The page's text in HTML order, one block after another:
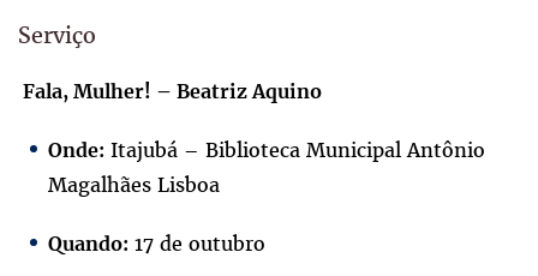
Serviço
Fala, Mulher! – Beatriz Aquino
Onde: Itajubá – Biblioteca Municipal Antônio
Magalhães Lisboa
Quando: 17 de outubro